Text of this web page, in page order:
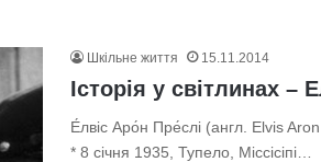
Шкільне життя 15.11.2014
Історія у світлинах –
Е́лвіс Аро́н Пре́слі (англ. Elvis
* 8 січня 1935, Тупело, Міссісіпі…